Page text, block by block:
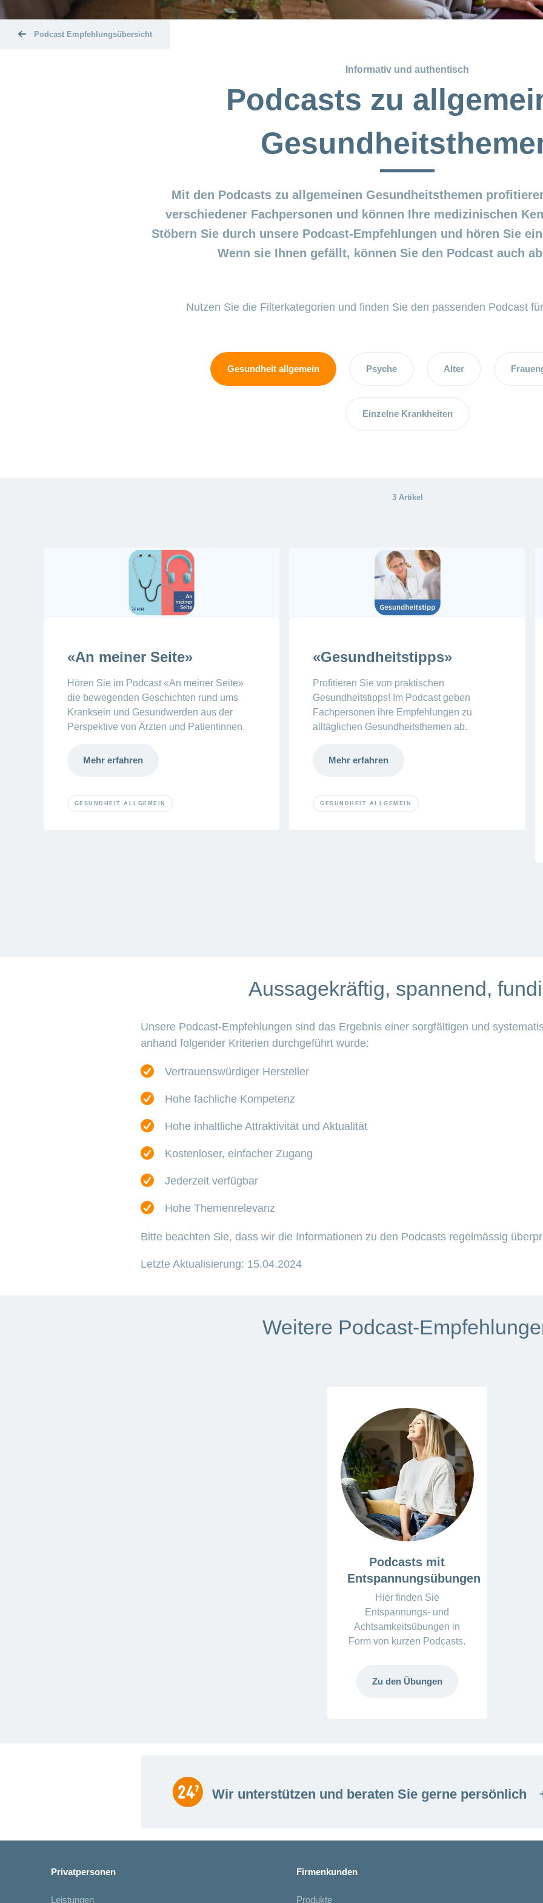
Podcast Empfehlungsübersicht
Informativ und authentisch
Podcasts zu
Mit den Podcasts zu allgemeinen Gesundheitsthemen
verschiedener Fachpersonen und können Ihre medizinischen
Stöbern Sie durch unsere Podcast-Empfehlungen und hören Sie
Wenn sie Ihnen gefällt, können Sie den Podcast auch
Nutzen Sie die Filterkategorien und finden Sie den passenden Podcast
Gesundheit allgemein Psyche Alter
Einzelne Krankheiten
3 Artikel
«An meiner Seite»
Hören Sie im Podcast «An meiner Seite»
die bewegenden Geschichten rund ums
Kranksein und Gesundwerden aus der
Perspektive von Ärzten und Patientinnen.
Mehr erfahren
GESUNDHEIT ALLGEMEIN
«Gesundheitstipps»
Profitieren Sie von praktischen
Gesundheitstipps! Im Podcast geben
Fachpersonen ihre Empfehlungen zu
alltäglichen Gesundheitsthemen ab.
Mehr erfahren
GESUNDHEIT ALLGEMEIN
Aussagekräftig, spannend,
Unsere Podcast-Empfehlungen sind das Ergebnis einer sorgfältigen und
anhand folgender Kriterien durchgeführt wurde:
Vertrauenswürdiger Hersteller
Hohe fachliche Kompetenz
Hohe inhaltliche Attraktivität und Aktualität
Kostenloser, einfacher Zugang
Jederzeit verfügbar
Hohe Themenrelevanz
Bitte beachten Sie, dass wir die Informationen zu den Podcasts regelmässig
Letzte Aktualisierung: 15.04.2024
Weitere Podcast-
Podcasts mit
Entspannungsübungen
Hier finden Sie
Entspannungs- und
Achtsamkeitsübungen in
Form von kurzen Podcasts.
Zu den Übungen
Wir unterstützen und beraten Sie gerne persönlich
Privatpersonen
Leistungen
Firmenkunden
Produkte